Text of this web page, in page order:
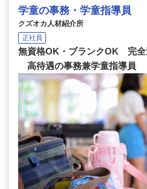
学童の事務・学童指導員
クズオカ人材紹介所
正社員
無資格OK・ブランクOK 完全
高待遇の事務兼学童指導員